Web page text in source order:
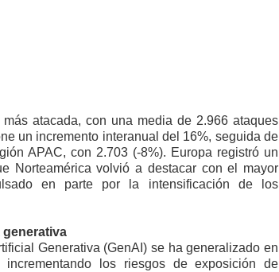
atacada, con una media de 2.966 ataques
un incremento interanual del 16%, seguida de
APAC, con 2.703 (-8%). Europa registró un
Norteamérica volvió a destacar con el mayor
en parte por la intensificación de los
generativa
Generativa (GenAI) se ha generalizado en
los riesgos de exposición de